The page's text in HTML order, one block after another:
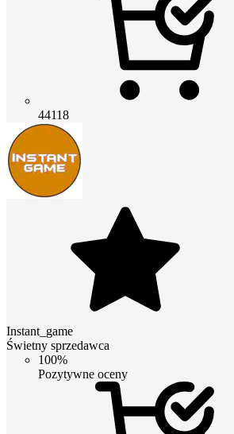
44118
Instant_game
Świetny sprzedawca
100%
Pozytywne oceny